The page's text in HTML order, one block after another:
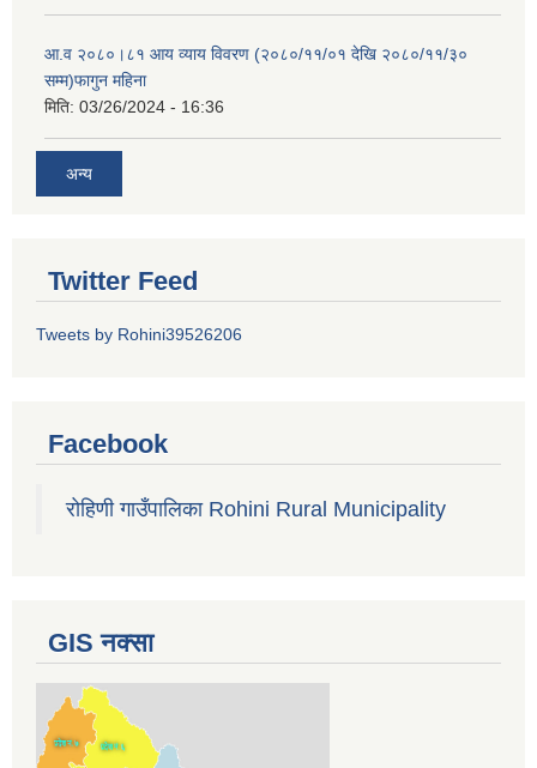
आ.व २०८०।८१ आय व्याय विवरण (२०८०/११/०१ देखि २०८०/११/३०
सम्म)फागुन महिना
मिति: 03/26/2024 - 16:36
अन्य
Twitter Feed
Tweets by Rohini39526206
Facebook
रोहिणी गाउँपालिका Rohini Rural Municipality
GIS नक्सा